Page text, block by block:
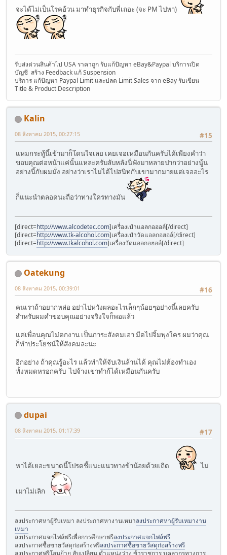
จะได้ไม่เป็นโรคอ้วน มาทำธุรกิจกับพี่เถอะ (จะ PM ไปหา)
รับส่งด่วนสินค้าไป USA ราคาถูก รับแก้ปัญหา eBay&Paypal บริการเปิด
บัญชี สร้าง Feedback แก้ Suspension
บริการ แก้ปัญหา Paypal Limit และปลด Limit Sales จาก eBay รับเขียน
Title & Product Description
Kalin
#15
08 สิงหาคม 2015, 00:27:15
แหมกระทู้นี้เข้ามาก็โดนใจเลย เคยเจอเหมือนกันครับได้เพียงคำว่า
ขอบคุณต่อหน้าแค่นั้นแหละครับลับหลังนี่ฟังมาหลายปากว่าอย่างนู้น
อย่างนี้กับผมมั่ง อย่างว่าเราไม่ได้ไปสนิทกับเขามากมายแต่เจออะไร
ก็แนะนำตลอดนะถือว่าทางใครทางมัน
[direct=http://www.alcodetec.com]เครื่องเป่าแอลกอฮอล์[/direct]
[direct=http://www.tk-alcohol.com]เครื่องเป่าวัดแอลกอฮอล์[/direct]
[direct=http://www.tkalcohol.com]เครื่องวัดแอลกอฮอล์[/direct]
Oatekung
#16
08 สิงหาคม 2015, 00:39:01
คนเราถ้าอยากหล่อ อย่าไปหวังผลอะไรเล็กๆน้อยๆอย่างนี้เลยครับ
สำหรับผมคำขอบคุณอย่างจริงใจก็พอแล้ว
แค่เพื่อนคุณไม่ตกงาน เป็นภาระสังคมเอา มีดไปจิ้มพุงใคร ผมว่าคุณ
ก็ทำประโยชน์ให้สังคมละนะ
อีกอย่าง ถ้าคุณรู้อะไร แล้วทำให้จับเงินล้านได้ คุณไม่ต้องทำเอง
ทั้งหมดหรอกครับ ไปจ้างเขาทำก้ได้เหมือนกันครับ
dupai
#17
08 สิงหาคม 2015, 01:17:39
หาได้เยอะขนาดนี้โปรดชี้แนะแนวทางข้าน้อยด้วยเถิด ไม่
เมาไม่เลิก
ลงประกาศหาผู้รับเหมา ลงประกาศหางานเหมาลงประกาศหาผู้รับเหมางาน
เหมา
ลงประกาศแจกไฟล์ฟรีเพื่อการศึกษาฟรีลงประกาศแจกไฟล์ฟรี
ลงประกาศซื้อขายวัสดุก่อสร้างฟรีลงประกาศซื้อขายวัสดุก่อสร้างฟรี